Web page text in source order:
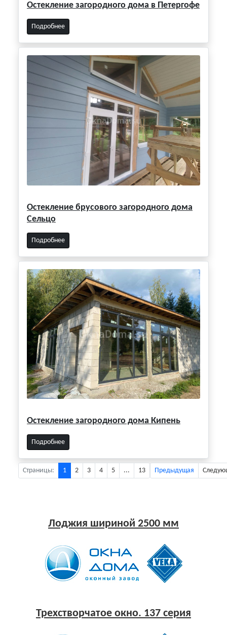
Остекление загородного дома в Петергофе
Подробнее
Остекление брусового загородного дома
Сельцо
Подробнее
Остекление загородного дома Кипень
Подробнее
Страницы: 1 2 3 4 5 ... 13 Предыдущая
Лоджия шириной 2500 мм
Трехстворчатое окно. 137 серия